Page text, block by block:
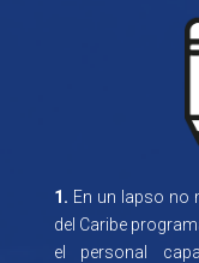
1. En un lapso no
del Caribe
el personal